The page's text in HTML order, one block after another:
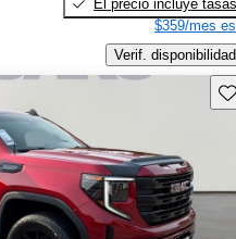
El precio incluye tasas
$359/mes
Verif. disponibilidad